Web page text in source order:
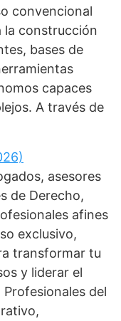
convencional
la construcción
bases de
capaces
A través de
asesores
de Derecho,
afines
exclusivo,
transformar tu
y liderar el
del